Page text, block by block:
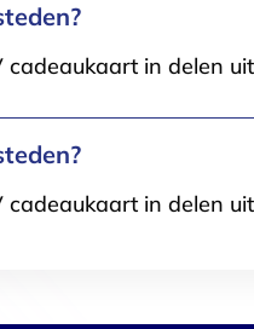
cadeaukaart in delen
cadeaukaart in delen